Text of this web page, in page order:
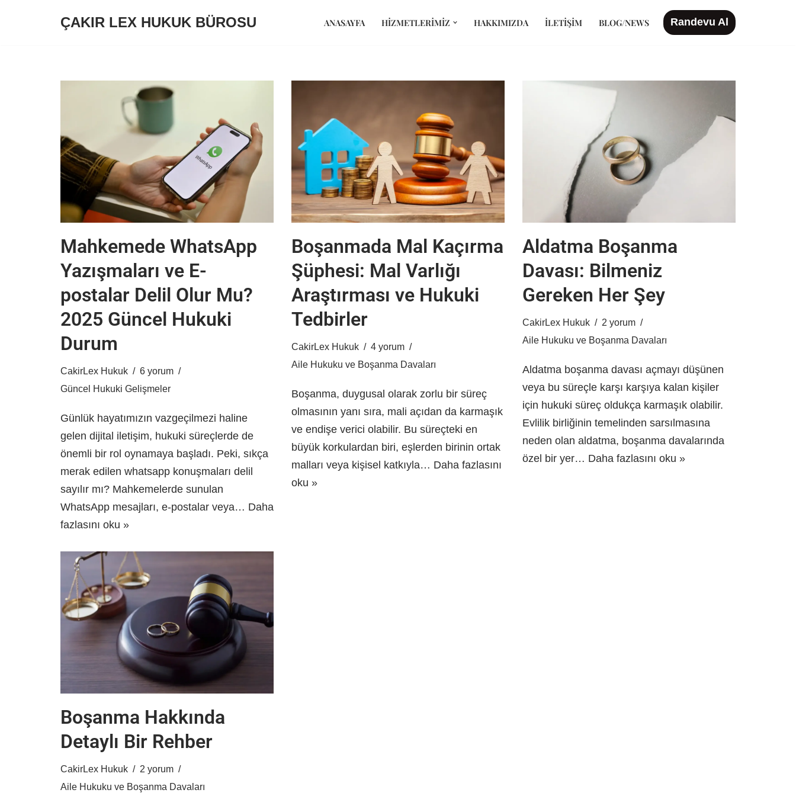
ÇAKIR LEX HUKUK BÜROSU ANASAYFA HIZMETLERIMIZ HAKKIMIZDA İLETIŞIM BLOG/NEWS Randevu Al
Mahkemede WhatsApp
Yazışmaları ve E-
postalar Delil Olur Mu?
2025 Güncel Hukuki
Durum
CakirLex Hukuk
6 yorum
Güncel Hukuki Gelişmeler
Günlük hayatımızın vazgeçilmezi haline
gelen dijital iletişim, hukuki süreçlerde de
önemli bir rol oynamaya başladı. Peki, sıkça
merak edilen whatsapp konuşmaları delil
sayılır mı? Mahkemelerde sunulan
WhatsApp mesajları, e-postalar veya… Daha
fazlasını oku »
Boşanmada Mal Kaçırma
Şüphesi: Mal Varlığı
Araştırması ve Hukuki
Tedbirler
CakirLex Hukuk
4 yorum
Aile Hukuku ve Boşanma Davaları
Boşanma, duygusal olarak zorlu bir süreç
olmasının yanı sıra, mali açıdan da karmaşık
ve endişe verici olabilir. Bu süreçteki en
büyük korkulardan biri, eşlerden birinin ortak
malları veya kişisel katkıyla… Daha fazlasını
oku »
Aldatma Boşanma
Davası: Bilmeniz
Gereken Her Şey
CakirLex Hukuk
2 yorum
Aile Hukuku ve Boşanma Davaları
Aldatma boşanma davası açmayı düşünen
veya bu süreçle karşı karşıya kalan kişiler
için hukuki süreç oldukça karmaşık olabilir.
Evlilik birliğinin temelinden sarsılmasına
neden olan aldatma, boşanma davalarında
özel bir yer… Daha fazlasını oku »
Boşanma Hakkında
Detaylı Bir Rehber
CakirLex Hukuk
2 yorum
Aile Hukuku ve Boşanma Davaları